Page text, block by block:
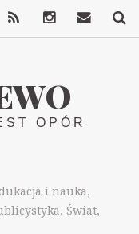
OPÓR
i nauka,
, Świat,
InstagramKontakt